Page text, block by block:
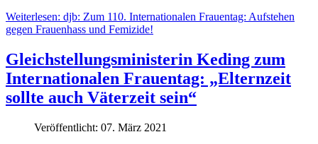
Weiterlesen: djb: Zum 110. Internationalen Frauentag: Aufstehen
gegen Frauenhass und Femizide!
Gleichstellungsministerin Keding zum
Internationalen Frauentag: „Elternzeit
sollte auch Väterzeit sein“
Veröffentlicht: 07. März 2021